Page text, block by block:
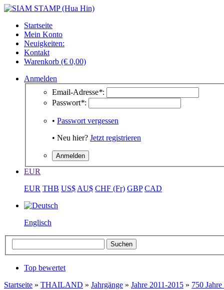
Startseite
Mein Konto
Neuigkeiten:
Kontakt
Warenkorb (€ 0,00)
Anmelden
Email-Adresse*:
Passwort*:
• Passwort vergessen
• Neu hier? Jetzt registrieren
EUR
EUR THB US$ AU$ CHF (Fr) GBP CAD
Englisch
Top bewertet
Startseite » THAILAND » Jahrgänge » Jahre 2011-2015 » 750